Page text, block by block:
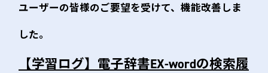
ユーザーの皆様のご要望を受けて、機能改善しま
した。
【学習ログ】電子辞書EX-wordの検索履